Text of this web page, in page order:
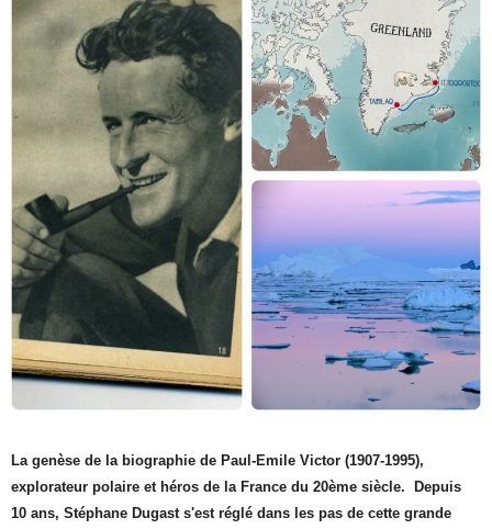
La genèse de la biographie de Paul-Emile Victor​ (1907-1995),
explorateur polaire et héros de la France du 20ème siècle. Depuis
10 ans, Stéphane Dugast s'est réglé dans les pas de cette grande